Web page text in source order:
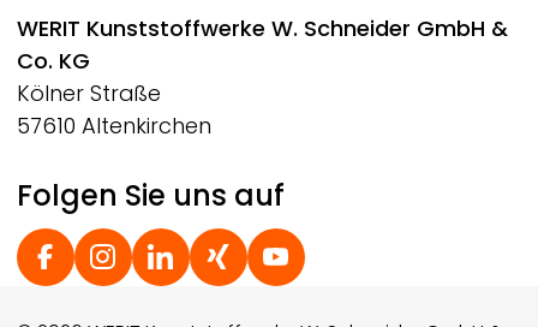
WERIT Kunststoffwerke W. Schneider GmbH &
Co. KG
Kölner Straße
57610 Altenkirchen
Folgen Sie uns auf
Social Footer